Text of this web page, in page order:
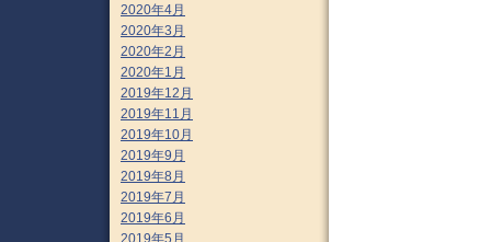
2020年4月
2020年3月
2020年2月
2020年1月
2019年12月
2019年11月
2019年10月
2019年9月
2019年8月
2019年7月
2019年6月
2019年5月